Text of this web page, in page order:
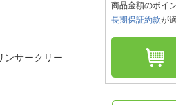
ンサークリー
商品金額のポイ
長期保証約款が